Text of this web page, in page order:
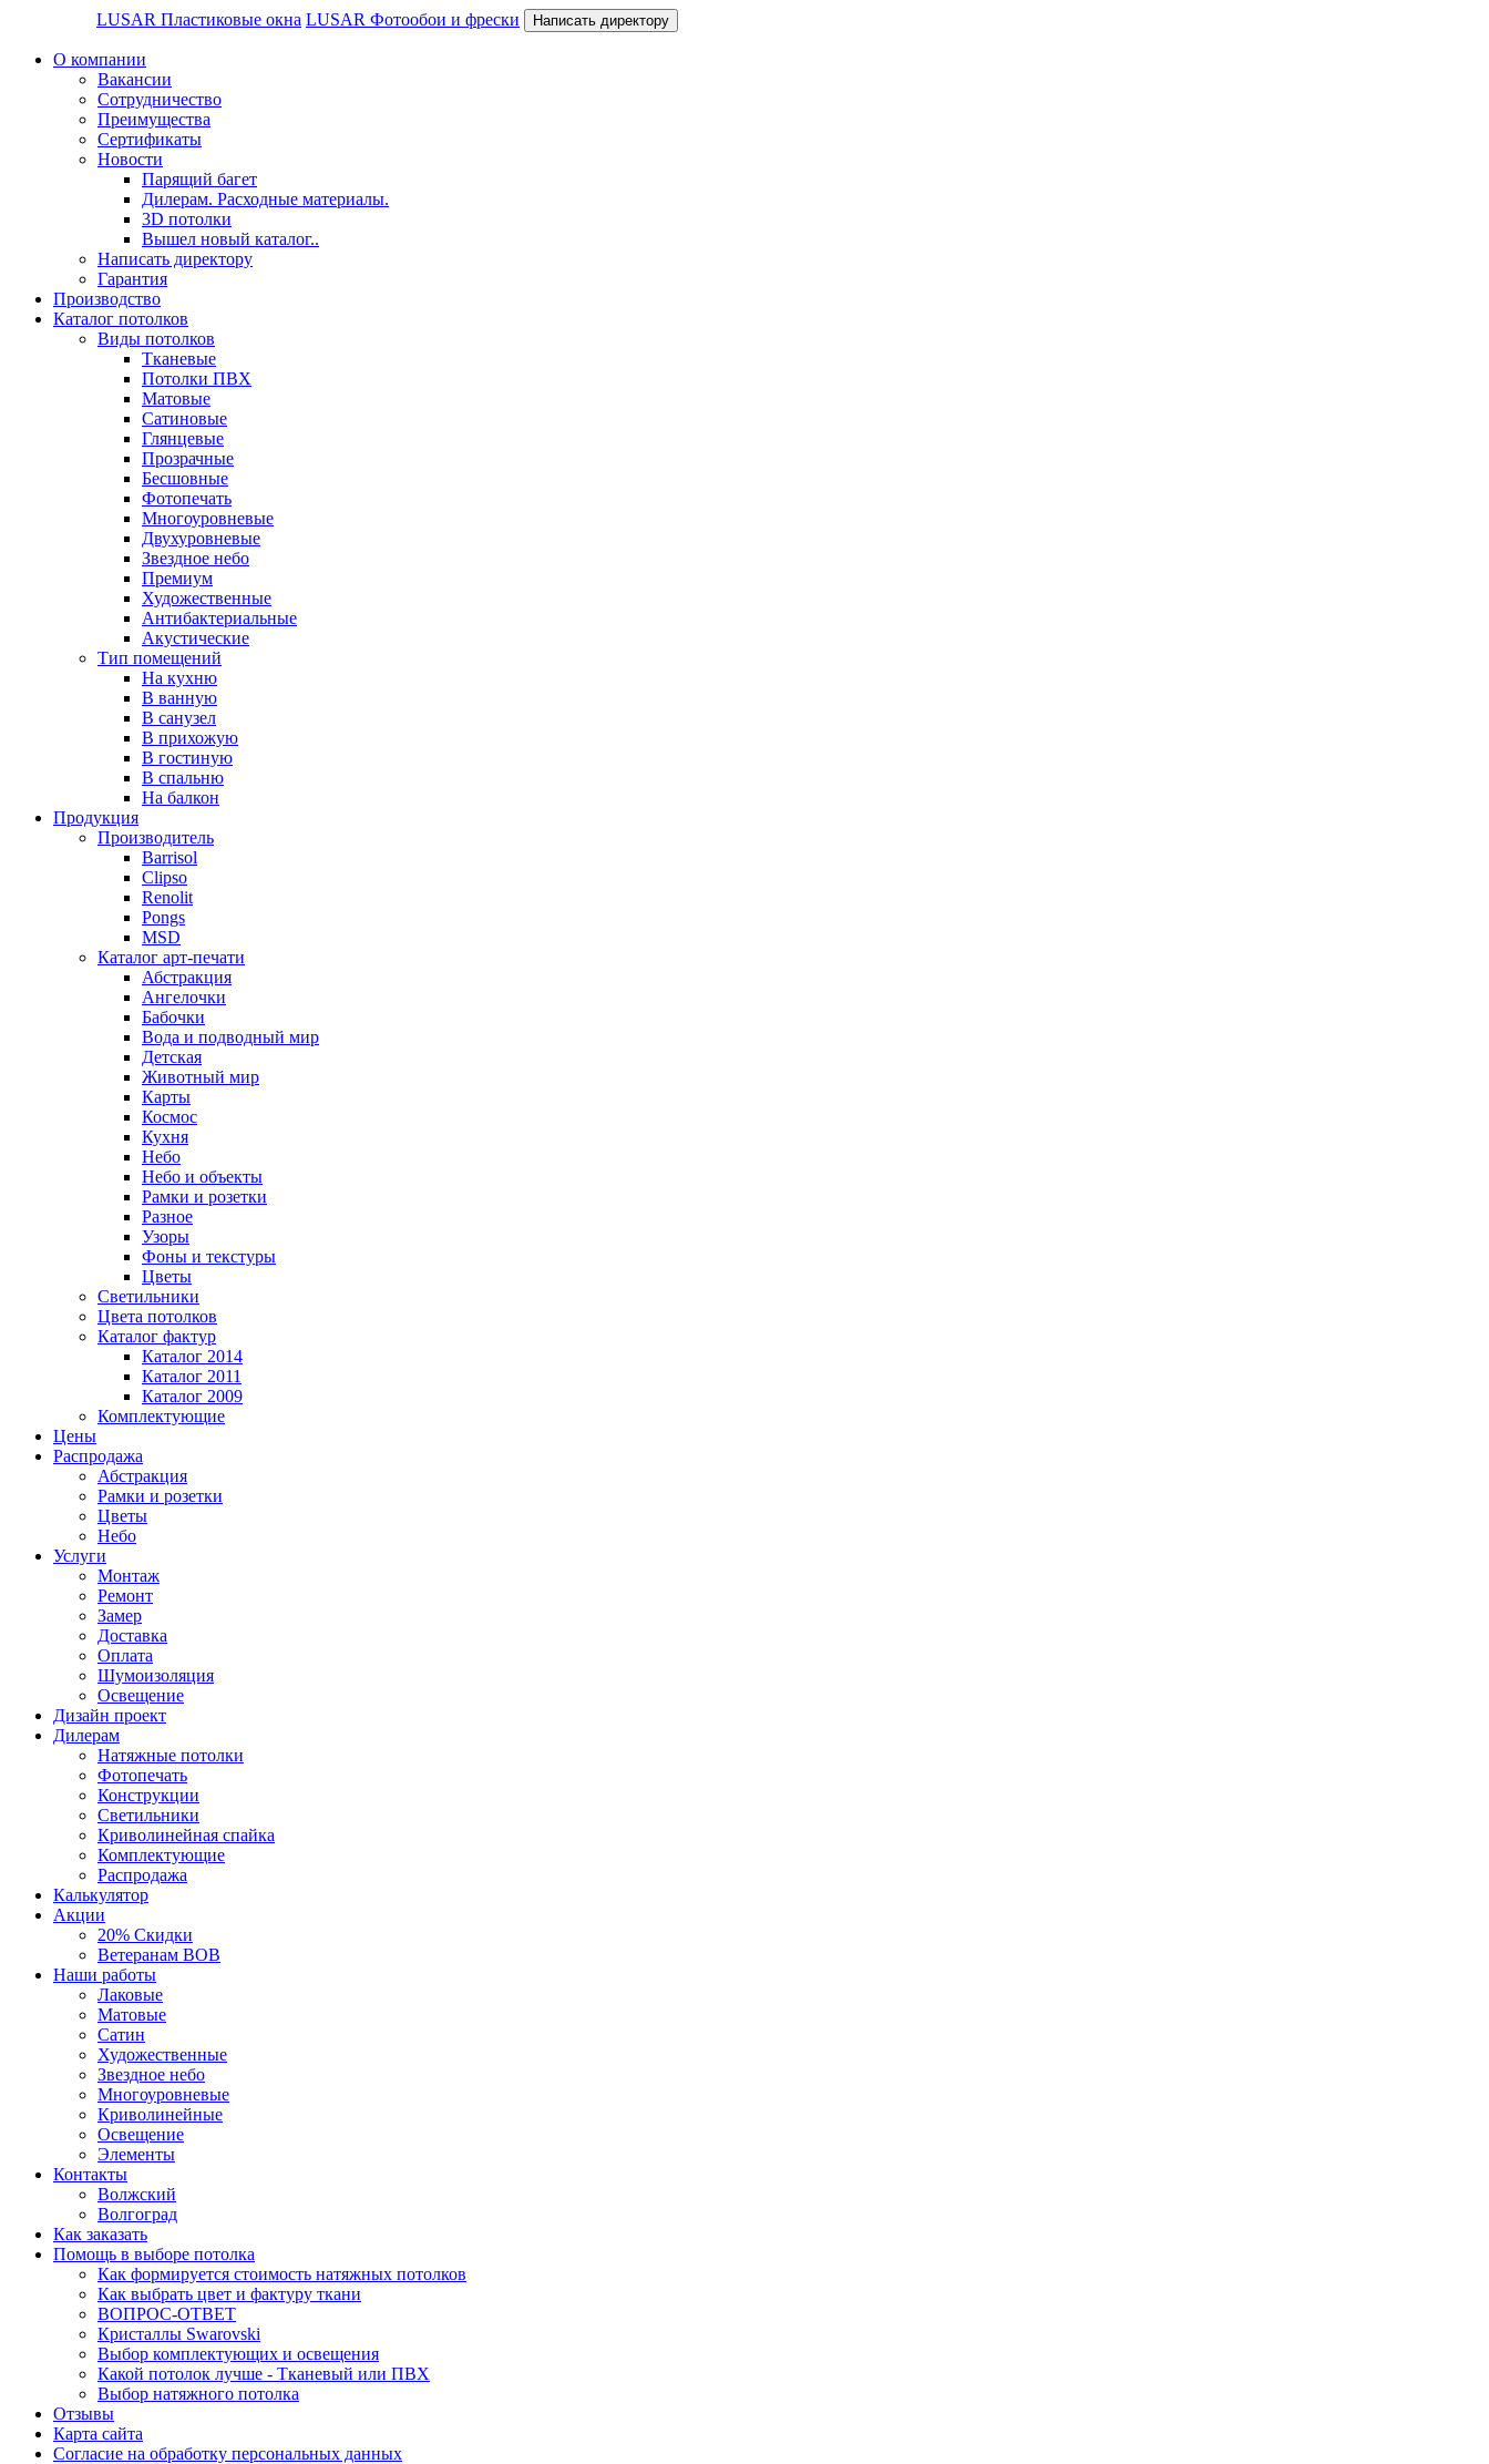
LUSAR Пластиковые окна LUSAR Фотообои и фрески Написать директору
О компании
Вакансии
Сотрудничество
Преимущества
Сертификаты
Новости
Парящий багет
Дилерам. Расходные материалы.
3D потолки
Вышел новый каталог..
Написать директору
Гарантия
Производство
Каталог потолков
Виды потолков
Тканевые
Потолки ПВХ
Матовые
Сатиновые
Глянцевые
Прозрачные
Бесшовные
Фотопечать
Многоуровневые
Двухуровневые
Звездное небо
Премиум
Художественные
Антибактериальные
Акустические
Тип помещений
На кухню
В ванную
В санузел
В прихожую
В гостиную
В спальню
На балкон
Продукция
Производитель
Barrisol
Clipso
Renolit
Pongs
MSD
Каталог арт-печати
Абстракция
Ангелочки
Бабочки
Вода и подводный мир
Детская
Животный мир
Карты
Космос
Кухня
Небо
Небо и объекты
Рамки и розетки
Разное
Узоры
Фоны и текстуры
Цветы
Светильники
Цвета потолков
Каталог фактур
Каталог 2014
Каталог 2011
Каталог 2009
Комплектующие
Цены
Распродажа
Абстракция
Рамки и розетки
Цветы
Небо
Услуги
Монтаж
Ремонт
Замер
Доставка
Оплата
Шумоизоляция
Освещение
Дизайн проект
Дилерам
Натяжные потолки
Фотопечать
Конструкции
Светильники
Криволинейная спайка
Комплектующие
Распродажа
Калькулятор
Акции
20% Скидки
Ветеранам ВОВ
Наши работы
Лаковые
Матовые
Сатин
Художественные
Звездное небо
Многоуровневые
Криволинейные
Освещение
Элементы
Контакты
Волжский
Волгоград
Как заказать
Помощь в выборе потолка
Как формируется стоимость натяжных потолков
Как выбрать цвет и фактуру ткани
ВОПРОС-ОТВЕТ
Кристаллы Swarovski
Выбор комплектующих и освещения
Какой потолок лучше - Тканевый или ПВХ
Выбор натяжного потолка
Отзывы
Карта сайта
Согласие на обработку персональных данных